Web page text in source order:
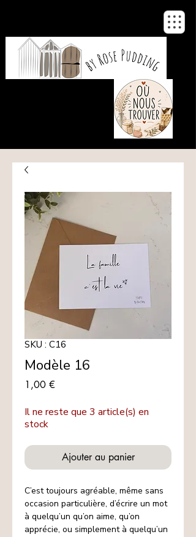
SKU : C16
Modèle 16
1,00 €
Il ne reste que 3 article(s) en
stock
Ajouter au panier
C’est toujours agréable, même sans
occasion particulière, d’écrire un mot
à quelqu’un qu’on aime, qu’on
apprécie, ou simplement à quelqu’un